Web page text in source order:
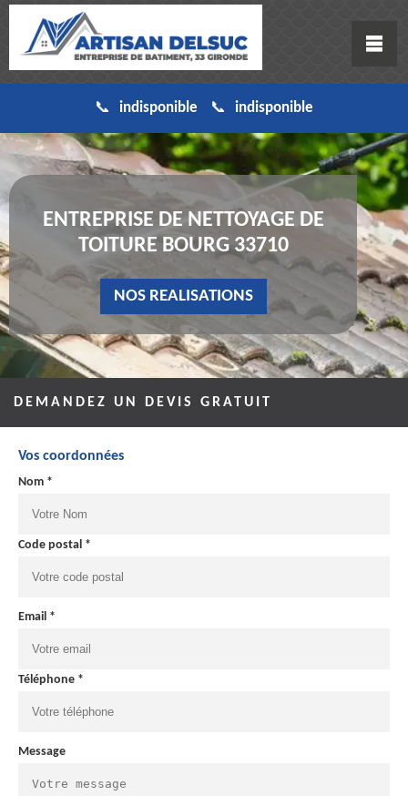
indisponible indisponible
ENTREPRISE DE NETTOYAGE DE
TOITURE BOURG 33710
NOS REALISATIONS
DEMANDEZ UN DEVIS GRATUIT
Vos coordonnées
Nom *
Code postal *
Email *
Téléphone *
Message